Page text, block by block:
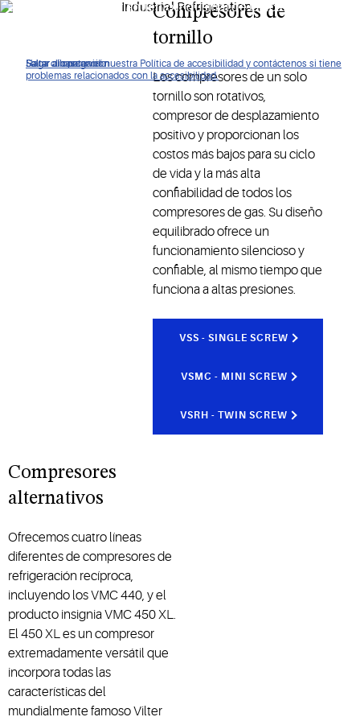
Haga clic para ver nuestra Política de accesibilidad y contáctenos si tiene
problemas relacionados con la accesibilidad.
Saltar a navegación
Saltar al contenido
Saltar a buscar
aplicaciones de enfriamiento industrial de la actualidad y
Compresores de
tornillo
Los compresores de un solo
tornillo son rotativos,
compresor de desplazamiento
positivo y proporcionan los
costos más bajos para su ciclo
de vida y la más alta
confiabilidad de todos los
compresores de gas. Su diseño
equilibrado ofrece un
funcionamiento silencioso y
confiable, al mismo tiempo que
funciona a altas presiones.
VSS - SINGLE SCREW
VSMC - MINI SCREW
VSRH - TWIN SCREW
Compresores
alternativos
Ofrecemos cuatro líneas
diferentes de compresores de
refrigeración recíproca,
incluyendo los VMC 440, y el
producto insignia VMC 450 XL.
El 450 XL es un compresor
extremadamente versátil que
incorpora todas las
características del
mundialmente famoso Vilter